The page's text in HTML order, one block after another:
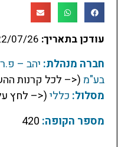
עודכן בתאריך: 07/26
חברה מנהלת: יהב –
בע"מ (<– לכל קרנות
מסלול: כללי(<– לחץ
מספר הקופה: